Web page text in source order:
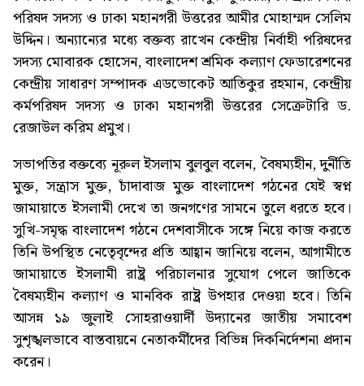
পরিষদ সদস্য ও ঢাকা মহানগরী উত্তরের আমীর মোহাম্মদ সেলিম
উদ্দিন। অন্যান্যের মধ্যে বক্তব্য রাখেন কেন্দ্রীয় নির্বাহী পরিষদের
সদস্য মোবারক হোসেন, বাংলাদেশ শ্রমিক কল্যাণ ফেডারেশনের
কেন্দ্রীয় সাধারণ সম্পাদক এডভোকেট আতিকুর রহমান, কেন্দ্রীয়
কর্মপরিষদ সদস্য ও ঢাকা মহানগরী উত্তরের সেক্রেটারি ড.
রেজাউল করিম প্রমুখ।
সভাপতির বক্তব্যে নূরুল ইসলাম বুলবুল বলেন, বৈষম্যহীন, দুর্নীতি
মুক্ত, সন্ত্রাস মুক্ত, চাঁদাবাজ মুক্ত বাংলাদেশ গঠনের যেই স্বপ্ন
জামায়াতে ইসলামী দেখে তা জনগণের সামনে তুলে ধরতে হবে।
সুখি-সমৃদ্ধ বাংলাদেশ গঠনে দেশবাসীকে সঙ্গে নিয়ে কাজ করতে
তিনি উপস্থিত নেতেৃবৃন্দের প্রতি আহ্বান জানিয়ে বলেন, আগামীতে
জামায়াতে ইসলামী রাষ্ট্র পরিচালনার সুযোগ পেলে জাতিকে
বৈষম্যহীন কল্যাণ ও মানবিক রাষ্ট্র উপহার দেওয়া হবে। তিনি
আসন্ন ১৯ জুলাই সোহরাওয়ার্দী উদ্যানের জাতীয় সমাবেশ
সুশৃঙ্খলভাবে বাস্তবায়নে নেতাকর্মীদের বিভিন্ন দিকনির্দেশনা প্রদান
করেন।